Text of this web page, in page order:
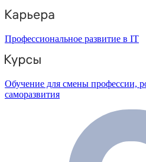
Профессиональное развитие в IT
Обучение для смены профессии,
саморазвития